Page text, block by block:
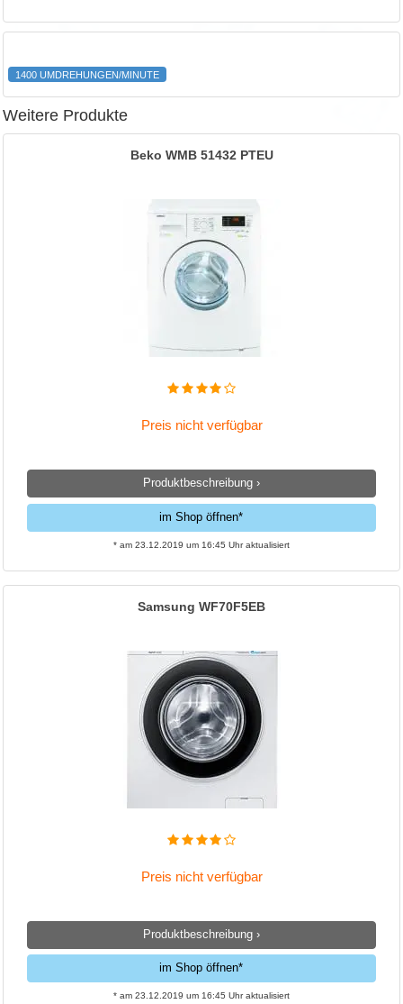
1400 UMDREHUNGEN/MINUTE
Weitere Produkte
Beko WMB 51432 PTEU
Preis nicht verfügbar
Produktbeschreibung ›
im Shop öffnen*
* am 23.12.2019 um 16:45 Uhr aktualisiert
Samsung WF70F5EB
Preis nicht verfügbar
Produktbeschreibung ›
im Shop öffnen*
* am 23.12.2019 um 16:45 Uhr aktualisiert